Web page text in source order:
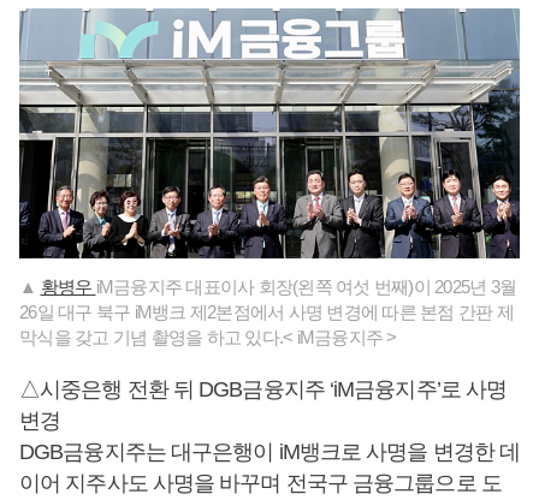
▲ 황병우 iM금융지주 대표이사 회장(왼쪽 여섯 번째)이 2025년 3월
26일 대구 북구 iM뱅크 제2본점에서 사명 변경에 따른 본점 간판 제
막식을 갖고 기념 촬영을 하고 있다.< iM금융지주 >
△시중은행 전환 뒤 DGB금융지주 ‘iM금융지주’로 사명
변경
DGB금융지주는 대구은행이 iM뱅크로 사명을 변경한 데
이어 지주사도 사명을 바꾸며 전국구 금융그룹으로 도